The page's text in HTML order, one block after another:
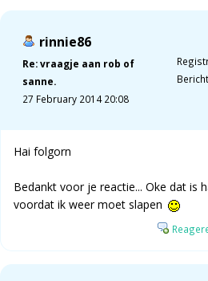
rinnie86
Re: vraagje aan rob of
sanne.
27 February 2014 20:08
Hai folgorn
Bedankt voor je reactie... Oke dat is
voordat ik weer moet slapen